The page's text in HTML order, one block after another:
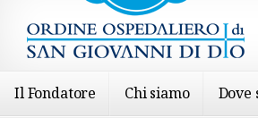
Il Fondatore Chi siamo Dove